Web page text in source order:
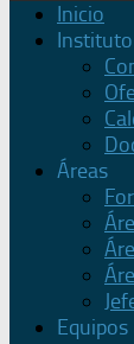
Inicio
Instituto
Áreas
Equipos